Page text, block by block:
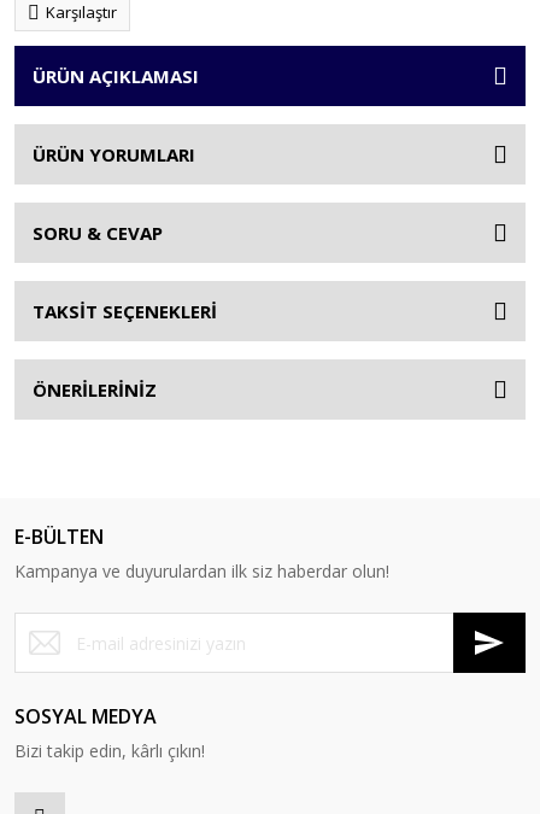
Karşılaştır
ÜRÜN AÇIKLAMASI
ÜRÜN YORUMLARI
SORU & CEVAP
TAKSİT SEÇENEKLERİ
ÖNERİLERİNİZ
E-BÜLTEN
Kampanya ve duyurulardan ilk siz haberdar olun!
SOSYAL MEDYA
Bizi takip edin, kârlı çıkın!